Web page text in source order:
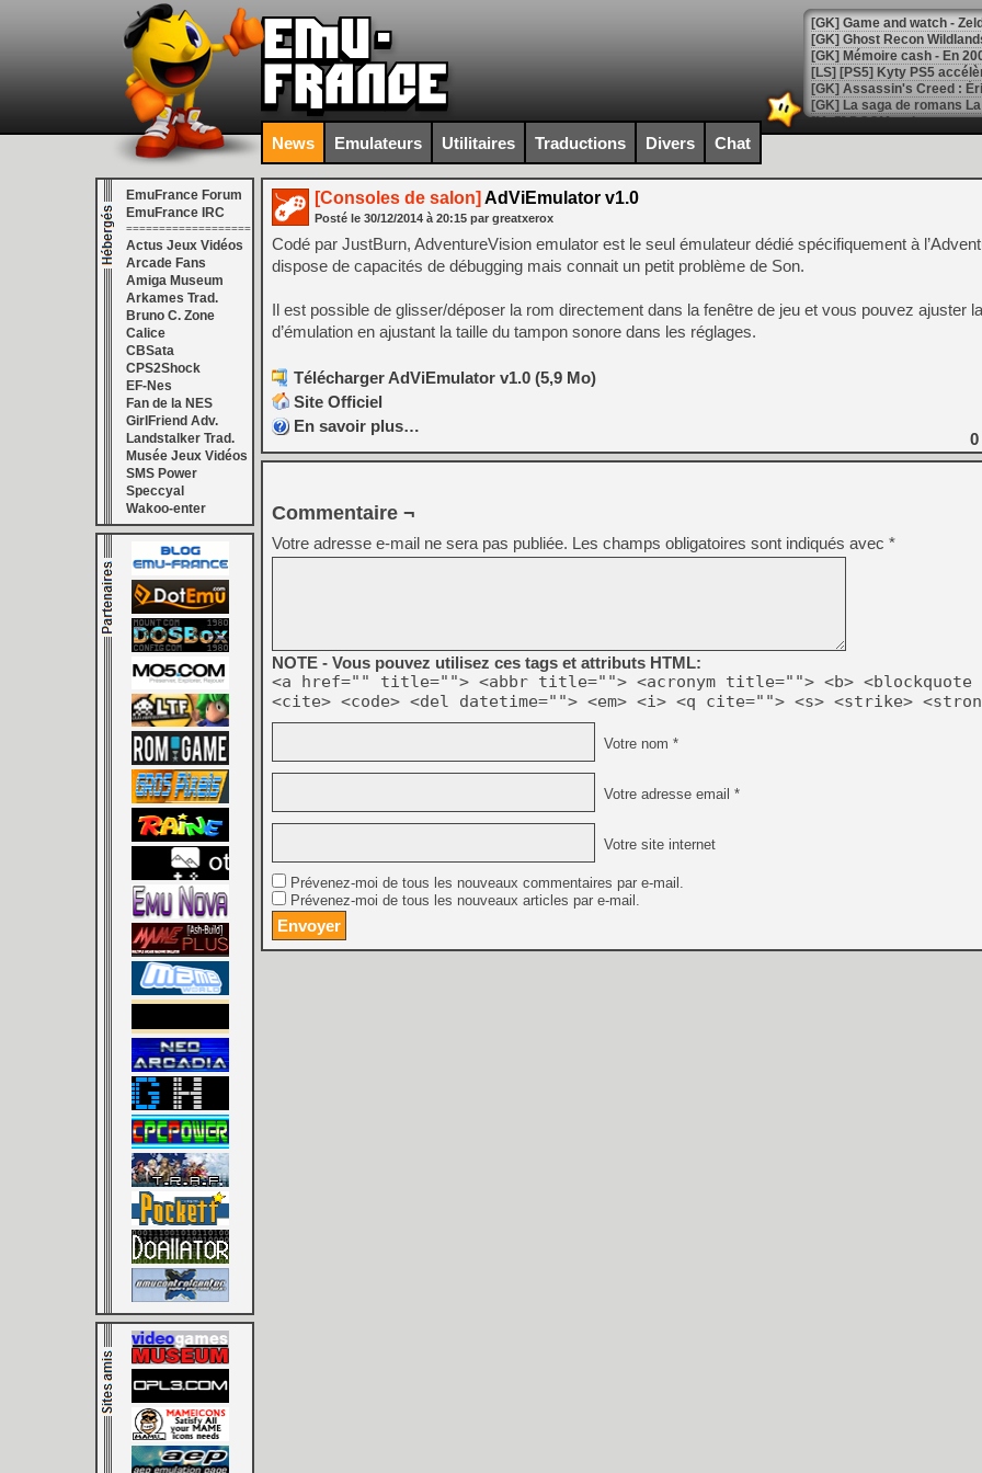
[Mo5] DOOM arrive en
[GK] Bethesda fête les 30
[GK] Roblox : l'action en
[GK] Agenda - GeForce
[GK] Devolver Digital en a
[LS] [PS5] ps5-y2jb-
[GK] Pourquoi Marvel
[GK] Test : Restory : Chill
[GK] GTA 6 : Rockstar
[GK] Hot Wheels Infinite
[GK] Mémoire cash -
[GK] Résultats Nintendo :
[GK] Déjà des
[Mo5] Brickboy cherche à
[GK] Minecraft et ses «
[GK] Beast of
[GK] Mémoire cash -
[GK] Dan Houser (GTA)
[GK] Comment EA Sports
[GK] Crimson Moon : un
[GK] Moonlighter 2 : The
[GK] Capcom relance
[Mo5] Deux inédits du
[GK] Le beat'em up The
[GK] Mistfall Hunter : déjà
[GK] Wo Long 2 évolue
[LS] [PS5] Premiers
News Emulateurs Utilitaires Traductions Divers Chat
EmuFrance Forum
EmuFrance IRC
===================
Actus Jeux Vidéos
Arcade Fans
Amiga Museum
Arkames Trad.
Bruno C. Zone
Calice
CBSata
CPS2Shock
EF-Nes
Fan de la NES
GirlFriend Adv.
Landstalker Trad.
Musée Jeux Vidéos
SMS Power
Speccyal
Wakoo-enter
[Consoles de salon] AdViEmulator v1.0
Posté le 30/12/2014 à 20:15 par greatxerox
Codé par JustBurn, AdventureVision emulator est le seul émulateur dédié spécifiquement à
dispose de capacités de débugging mais connait un petit problème de Son.
Il est possible de glisser/déposer la rom directement dans la fenêtre de jeu et vous pouvez ajuster
d’émulation en ajustant la taille du tampon sonore dans les réglages.
Télécharger AdViEmulator v1.0 (5,9 Mo)
Site Officiel
En savoir plus…
0
Commentaire ¬
Votre adresse e-mail ne sera pas publiée. Les champs obligatoires sont indiqués avec *
NOTE - Vous pouvez utilisez ces tags et attributs HTML:
<a href="" title=""> <abbr title=""> <acronym title=""> <b> <blockquote
<cite> <code> <del datetime=""> <em> <i> <q cite=""> <s> <strike>
Votre nom *
Votre adresse email *
Votre site internet
Prévenez-moi de tous les nouveaux commentaires par e-mail.
Prévenez-moi de tous les nouveaux articles par e-mail.